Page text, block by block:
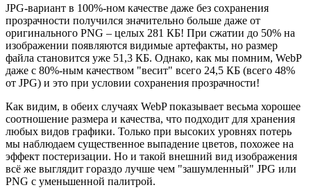
JPG-вариант в 100%-ном качестве даже без сохранения
прозрачности получился значительно больше даже от
оригинального PNG – целых 281 КБ! При сжатии до 50% на
изображении появляются видимые артефакты, но размер
файла становится уже 51,3 КБ. Однако, как мы помним, WebP
даже с 80%-ным качеством "весит" всего 24,5 КБ (всего 48%
от JPG) и это при условии сохранения прозрачности!
Как видим, в обеих случаях WebP показывает весьма хорошее
соотношение размера и качества, что подходит для хранения
любых видов графики. Только при высоких уровнях потерь
мы наблюдаем существенное выпадение цветов, похожее на
эффект постеризации. Но и такой внешний вид изображения
всё же выглядит гораздо лучше чем "зашумленный" JPG или
PNG с уменьшенной палитрой.